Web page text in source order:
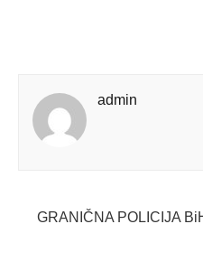
admin
GRANIČNA POLICIJA